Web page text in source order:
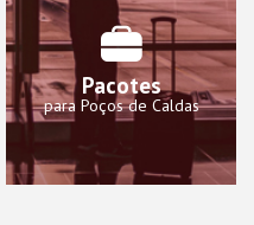
Pacotes
para Poços de Caldas